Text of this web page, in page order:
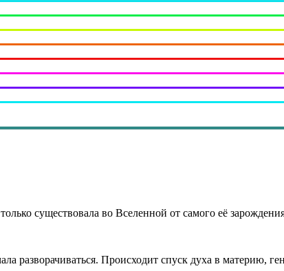
существовала во Вселенной от самого её
разворачиваться. Происходит спуск духа в материю,